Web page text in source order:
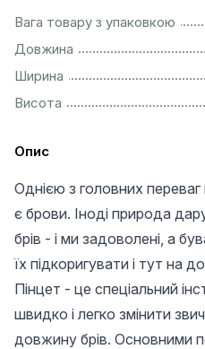
Вага товару з упаковкою
Довжина
Ширина
Висота
Опис
Однією з головних переваг
є брови. Іноді природа
брів - і ми задоволені, а
їх підкоригувати і тут на
Пінцет - це спеціальний
швидко і легко змінити
довжину брів. Основними